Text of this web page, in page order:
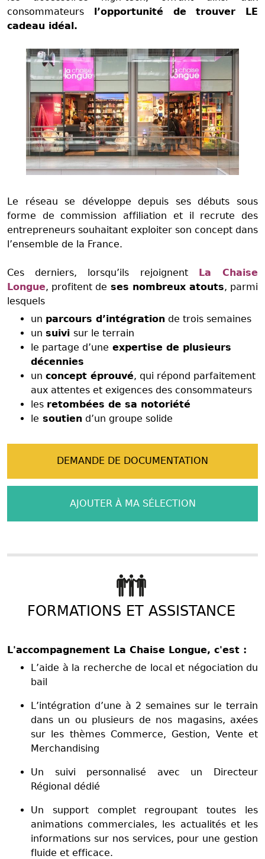
consommateurs l’opportunité de trouver LE
cadeau idéal.
Le réseau se développe depuis ses débuts sous
forme de commission affiliation et il recrute des
entrepreneurs souhaitant exploiter son concept dans
l’ensemble de la France.
Ces derniers, lorsqu’ils rejoignent La Chaise
Longue, profitent de ses nombreux atouts, parmi
lesquels
un parcours d’intégration de trois semaines
un suivi sur le terrain
le partage d’une expertise de plusieurs
décennies
un concept éprouvé, qui répond parfaitement
aux attentes et exigences des consommateurs
les retombées de sa notoriété
le soutien d’un groupe solide
DEMANDE DE DOCUMENTATION
AJOUTER À MA SÉLECTION
FORMATIONS ET ASSISTANCE
L'accompagnement La Chaise Longue, c'est :
L’aide à la recherche de local et négociation du
bail
L’intégration d’une à 2 semaines sur le terrain
dans un ou plusieurs de nos magasins, axées
sur les thèmes Commerce, Gestion, Vente et
Merchandising
Un suivi personnalisé avec un Directeur
Régional dédié
Un support complet regroupant toutes les
animations commerciales, les actualités et les
informations sur nos services, pour une gestion
fluide et efficace.